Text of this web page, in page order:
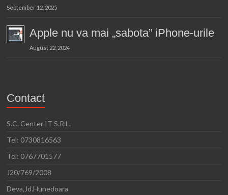
September 12, 2025
Apple nu va mai „sabota” iPhone-urile
August 22, 2024
Contact
S.C. Center IT S.R.L.
Tel: 0730816563
Tel: 0767701577
J20/769/2008
Deva,Jd.Hunedoara